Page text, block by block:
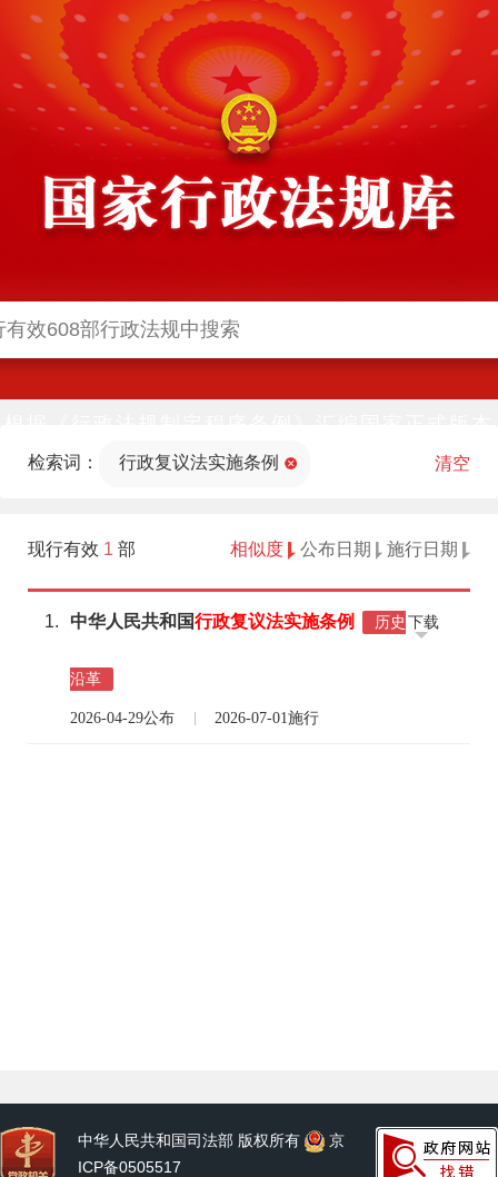
法部官网)同步公布
检索词： 行政复议法实施条例 清空
现行有效 1 部 相似度 公布日期 施行日期
1. 中华人民共和国行政复议法实施条例 历史
沿革
2026-04-29公布 2026-07-01施行
下载
中华人民共和国司法部 版权所有
京
ICP备0505517